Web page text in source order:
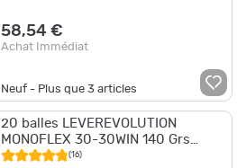
58,54 €
Achat Immédiat
Neuf - Plus que3 articles
20 balles LEVEREVOLUTION
MONOFLEX 30-30WIN 140 Grs
HORNADY (16)